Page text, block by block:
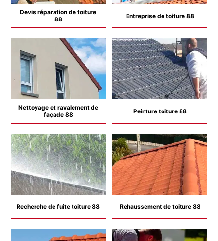
Devis réparation de toiture
88
Entreprise de toiture 88
Nettoyage et ravalement de
façade 88
Peinture toiture 88
Recherche de fuite toiture 88 Rehaussement de toiture 88